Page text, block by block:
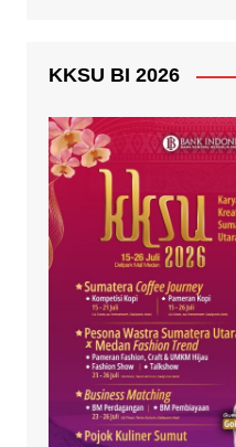
KKSU BI 2026